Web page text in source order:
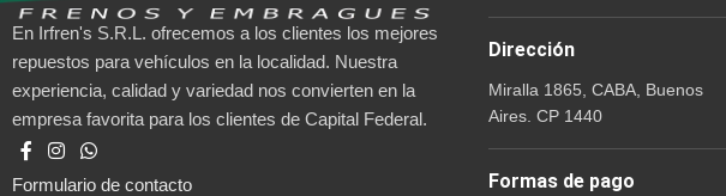
En Irfren's S.R.L. ofrecemos a los clientes los mejores
repuestos para vehículos en la localidad. Nuestra
experiencia, calidad y variedad nos convierten en la
empresa favorita para los clientes de Capital Federal.
Formulario de contacto
Dirección
Miralla 1865, CABA, Buenos
Aires. CP 1440
Formas de pago